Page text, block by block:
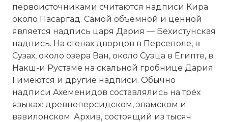
первоисточниками считаются надписи Кира
около Пасаргад. Самой объёмной и ценной
является надпись царя Дария — Бехистунская
надпись. На стенах дворцов в Персеполе, в
Сузах, около озера Ван, около Суэца в Египте, в
Накш-и Рустаме на скальной гробнице Дария
I имеются и другие надписи. Обычно
надписи Ахеменидов составлялись на трёх
языках: древнеперсидском, эламском и
вавилонском. Архив, состоящий из тысяч